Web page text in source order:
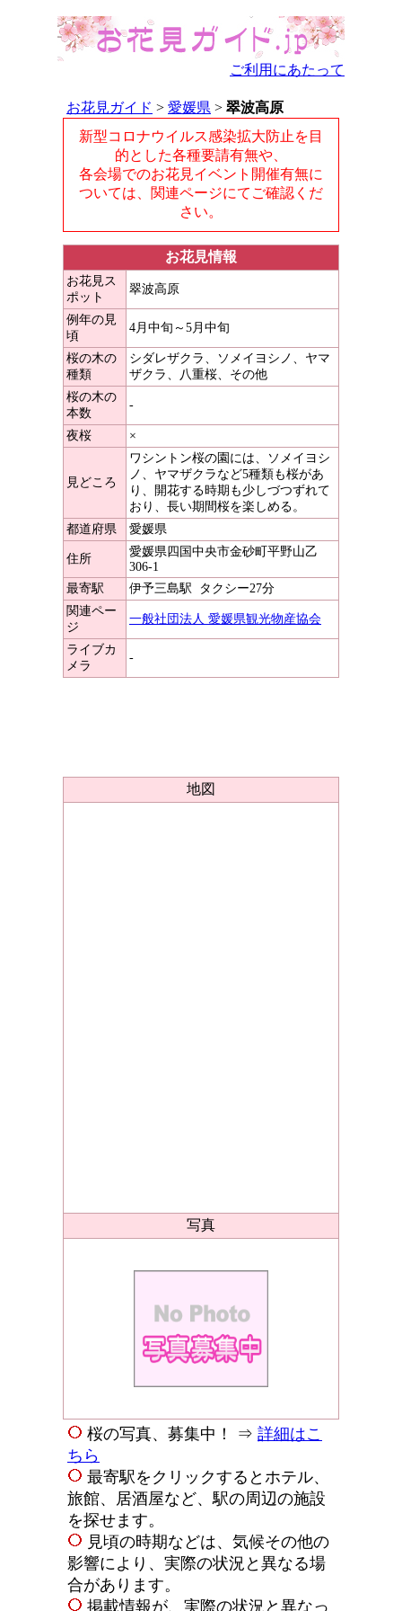
ご利用にあたって
お花見ガイド > 愛媛県 > 翠波高原
新型コロナウイルス感染拡大防止を目
的とした各種要請有無や、
各会場でのお花見イベント開催有無に
ついては、関連ページにてご確認くだ
さい。
お花見情報
お花見ス
ポット
翠波高原
例年の見
頃
4月中旬～5月中旬
桜の木の
種類
シダレザクラ、ソメイヨシノ、ヤマ
ザクラ、八重桜、その他
桜の木の
本数
-
夜桜 ×
見どころ
ワシントン桜の園には、ソメイヨシ
ノ、ヤマザクラなど5種類も桜があ
り、開花する時期も少しづつずれて
おり、長い期間桜を楽しめる。
都道府県
愛媛県
住所
愛媛県四国中央市金砂町平野山乙
306-1
最寄駅
伊予三島駅 タクシー27分
関連ペー
ジ
一般社団法人 愛媛県観光物産協会
ライブカ
メラ
-
地図
写真
桜の写真、募集中！ ⇒ 詳細はこ
ちら
最寄駅をクリックするとホテル、
旅館、居酒屋など、駅の周辺の施設
を探せます。
見頃の時期などは、気候その他の
影響により、実際の状況と異なる場
合があります。
掲載情報が、実際の状況と異なっ